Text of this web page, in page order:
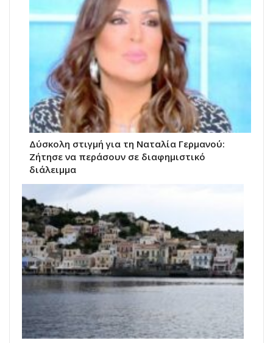
Δύσκολη στιγμή για τη Ναταλία Γερμανού:
Ζήτησε να περάσουν σε διαφημιστικό
διάλειμμα